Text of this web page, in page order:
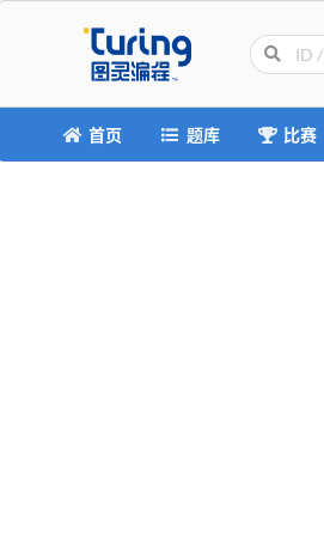
首页 题库 比赛